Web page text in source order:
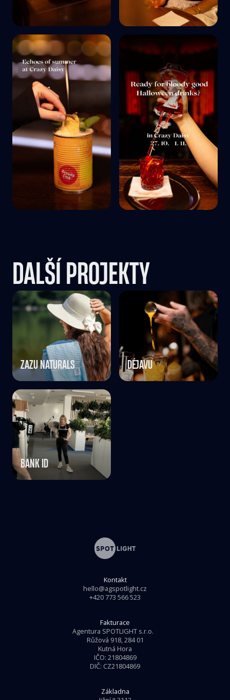
DALŠÍ PROJEKTY
ZAZU NATURALS DÉJAVU
BANK ID
Kontakt
hello@agspotlight.cz
+420 773 566 523
Fakturace
Agentura SPOTLIGHT s.r.o.
Růžová 918, 284 01
Kutná Hora
IČO: 21804869
DIČ: CZ21804869
Základna